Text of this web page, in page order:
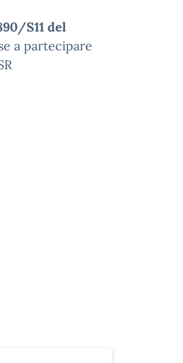
S11 del
a partecipare